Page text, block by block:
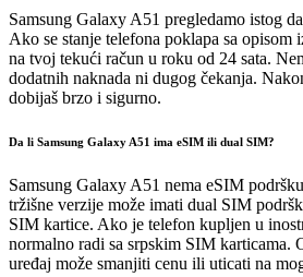
Samsung Galaxy A51 pregledamo istog
Ako se stanje telefona poklapa sa opisom
na tvoj tekući račun u roku od 24 sata.
dodatnih naknada ni dugog čekanja.
dobijaš brzo i sigurno.
Da li Samsung Galaxy A51 ima eSIM ili dual SIM?
Samsung Galaxy A51 nema eSIM
tržišne verzije može imati dual SIM
SIM kartice. Ako je telefon kupljen u
normalno radi sa srpskim SIM karticama.
uređaj može smanjiti cenu ili uticati na